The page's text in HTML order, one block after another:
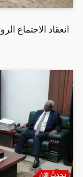
انعقاد الاجتماع